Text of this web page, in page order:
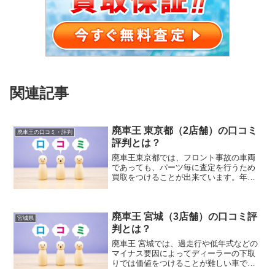
関連記事
廃車王の口コミ・評判
廃車王 東京都（2店舗）の口コミ
評判とは？
廃車王東京都では、フロント事故の車両
であっても、パーツ毎に査定を行うため
買取をつけることが出来ています。年式
ため、ユーザーからの買取の際に、高額
査定が可能になっています。
宮城県
廃車王 宮城（3店舗）の口コミ評
判とは？
廃車王 宮城では、過走行や低年式などの
マイナス要因によってディーラーの下取
りでは価値をつけることが難しい車でも